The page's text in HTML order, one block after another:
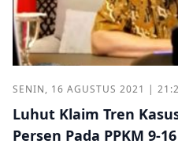
SENIN, 16 AGUSTUS 2021 |
Luhut Klaim Tren
Persen Pada PPKM 9-